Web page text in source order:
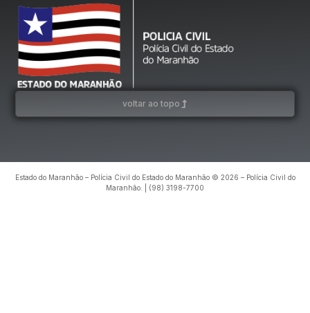
voltar ao topo
Estado do Maranhão – Polícia Civil do Estado do Maranhão © 2026 – Polícia Civil do
Maranhão. | (98) 3198-7700